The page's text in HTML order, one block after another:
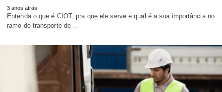
3 anos atrás
Entenda o que é CIOT, pra que ele serve e qual é a sua importância no
ramo de transporte de…